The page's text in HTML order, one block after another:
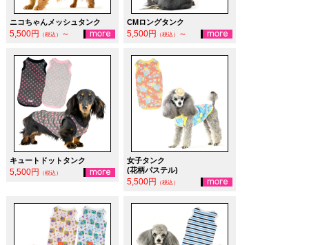
ニコちゃんメッシュタンク
5,500円 （税込） ～
CMロングタンク
5,500円 （税込） ～
キュートドットタンク
5,500円 （税込）
女子タンク
(花柄パステル)
5,500円 （税込）